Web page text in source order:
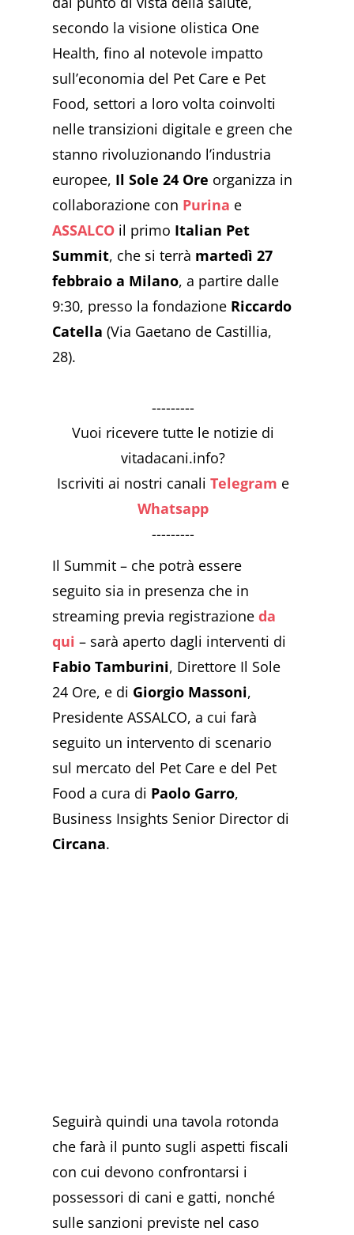
secondo la visione olistica One
Health, fino al notevole impatto
sull’economia del Pet Care e Pet
Food, settori a loro volta coinvolti
nelle transizioni digitale e green che
stanno rivoluzionando l’industria
europee, Il Sole 24 Ore organizza in
collaborazione con Purina e
ASSALCO il primo Italian Pet
Summit, che si terrà martedì 27
febbraio a Milano, a partire dalle
9:30, presso la fondazione Riccardo
Catella (Via Gaetano de Castillia,
28).
---------
Vuoi ricevere tutte le notizie di
vitadacani.info?
Iscriviti ai nostri canaliTelegram e
Whatsapp
---------
Il Summit – che potrà essere
seguito sia in presenza che in
streaming previa registrazioneda
qui – sarà aperto dagli interventi di
Fabio Tamburini, Direttore Il Sole
24 Ore, e di Giorgio Massoni,
Presidente ASSALCO, a cui farà
seguito un intervento di scenario
sul mercato del Pet Care e del Pet
Food a cura di Paolo Garro,
Business Insights Senior Director di
Circana.
Seguirà quindi una tavola rotonda
che farà il punto sugli aspetti fiscali
con cui devono confrontarsi i
possessori di cani e gatti, nonché
sulle sanzioni previste nel caso